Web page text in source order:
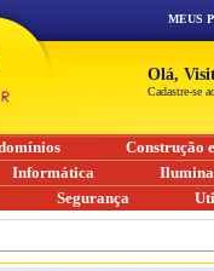
MEUS
Olá,
Cadastre-se
Construção
Informática
Segurança